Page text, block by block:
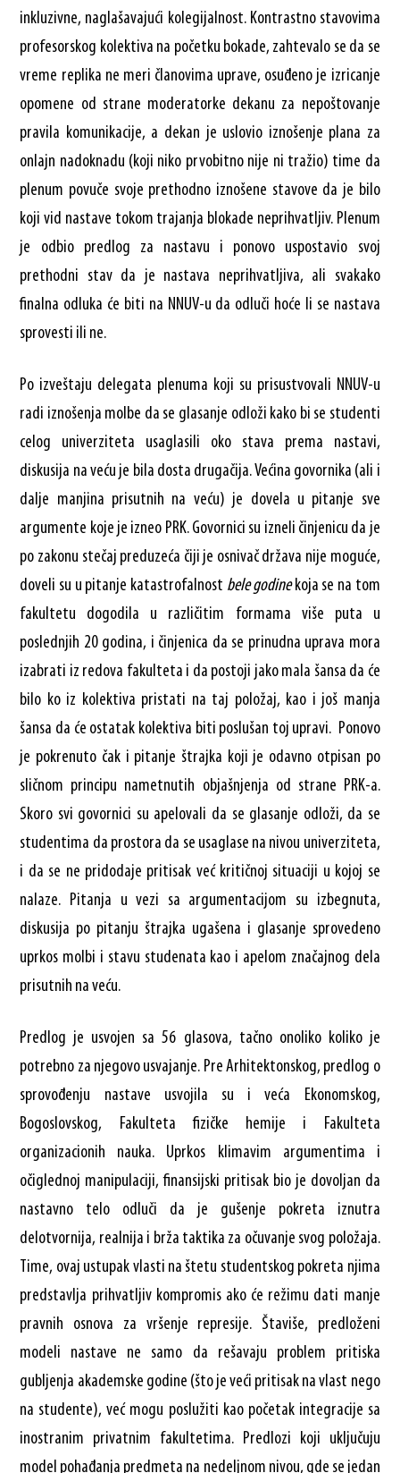
inkluzivne, naglašavajući kolegijalnost. Kontrastno stavovima
profesorskog kolektiva na početku bokade, zahtevalo se da se
vreme replika ne meri članovima uprave, osuđeno je izricanje
opomene od strane moderatorke dekanu za nepoštovanje
pravila komunikacije, a dekan je uslovio iznošenje plana za
onlajn nadoknadu (koji niko prvobitno nije ni tražio) time da
plenum povuče svoje prethodno iznošene stavove da je bilo
koji vid nastave tokom trajanja blokade neprihvatljiv. Plenum
je odbio predlog za nastavu i ponovo uspostavio svoj
prethodni stav da je nastava neprihvatljiva, ali svakako
finalna odluka će biti na NNUV-u da odluči hoće li se nastava
sprovesti ili ne.
Po izveštaju delegata plenuma koji su prisustvovali NNUV-u
radi iznošenja molbe da se glasanje odloži kako bi se studenti
celog univerziteta usaglasili oko stava prema nastavi,
diskusija na veću je bila dosta drugačija. Većina govornika (ali i
dalje manjina prisutnih na veću) je dovela u pitanje sve
argumente koje je izneo PRK. Govornici su izneli činjenicu da je
po zakonu stečaj preduzeća čiji je osnivač država nije moguće,
doveli su u pitanje katastrofalnost bele godinekoja se na tom
fakultetu dogodila u različitim formama više puta u
poslednjih 20 godina, i činjenica da se prinudna uprava mora
izabrati iz redova fakulteta i da postoji jako mala šansa da će
bilo ko iz kolektiva pristati na taj položaj, kao i još manja
šansa da će ostatak kolektiva biti poslušan toj upravi. Ponovo
je pokrenuto čak i pitanje štrajka koji je odavno otpisan po
sličnom principu nametnutih objašnjenja od strane PRK-a.
Skoro svi govornici su apelovali da se glasanje odloži, da se
studentima da prostora da se usaglase na nivou univerziteta,
i da se ne pridodaje pritisak već kritičnoj situaciji u kojoj se
nalaze. Pitanja u vezi sa argumentacijom su izbegnuta,
diskusija po pitanju štrajka ugašena i glasanje sprovedeno
uprkos molbi i stavu studenata kao i apelom značajnog dela
prisutnih na veću.
Predlog je usvojen sa 56 glasova, tačno onoliko koliko je
potrebno za njegovo usvajanje. Pre Arhitektonskog, predlog o
sprovođenju nastave usvojila su i veća Ekonomskog,
Bogoslovskog, Fakulteta fizičke hemije i Fakulteta
organizacionih nauka. Uprkos klimavim argumentima i
očiglednoj manipulaciji, finansijski pritisak bio je dovoljan da
nastavno telo odluči da je gušenje pokreta iznutra
delotvornija, realnija i brža taktika za očuvanje svog položaja.
Time, ovaj ustupak vlasti na štetu studentskog pokreta njima
predstavlja prihvatljiv kompromis ako će režimu dati manje
pravnih osnova za vršenje represije. Štaviše, predloženi
modeli nastave ne samo da rešavaju problem pritiska
gubljenja akademske godine (što je veći pritisak na vlast nego
na studente), već mogu poslužiti kao početak integracije sa
inostranim privatnim fakultetima. Predlozi koji uključuju
model pohađanja predmeta na nedeljnom nivou, gde se jedan